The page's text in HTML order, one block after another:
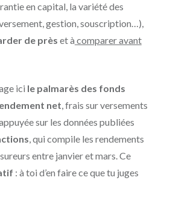
en capital, la variété des
gestion, souscription…),
de près et à comparer avant
ici le palmarès des fonds
net, frais sur versements
sur les données publiées
, qui compile les rendements
entre janvier et mars. Ce
: à toi d’en faire ce que tu juges